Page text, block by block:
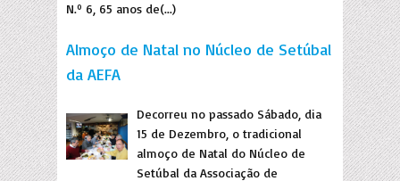
N.º 6, 65 anos de(...)
Almoço de Natal no Núcleo de Setúbal
da AEFA
Decorreu no passado Sábado, dia
15 de Dezembro, o tradicional
almoço de Natal do Núcleo de
Setúbal da Associação de